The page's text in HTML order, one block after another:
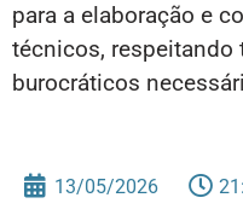
para a elaboração e
técnicos,
burocráticos
13/05/2026